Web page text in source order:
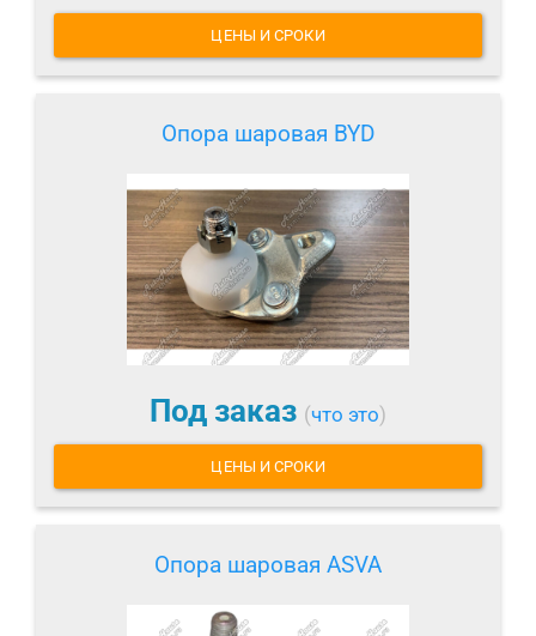
ЦЕНЫ И СРОКИ
Опора шаровая BYD
Под заказ (что это)
ЦЕНЫ И СРОКИ
Опора шаровая ASVA